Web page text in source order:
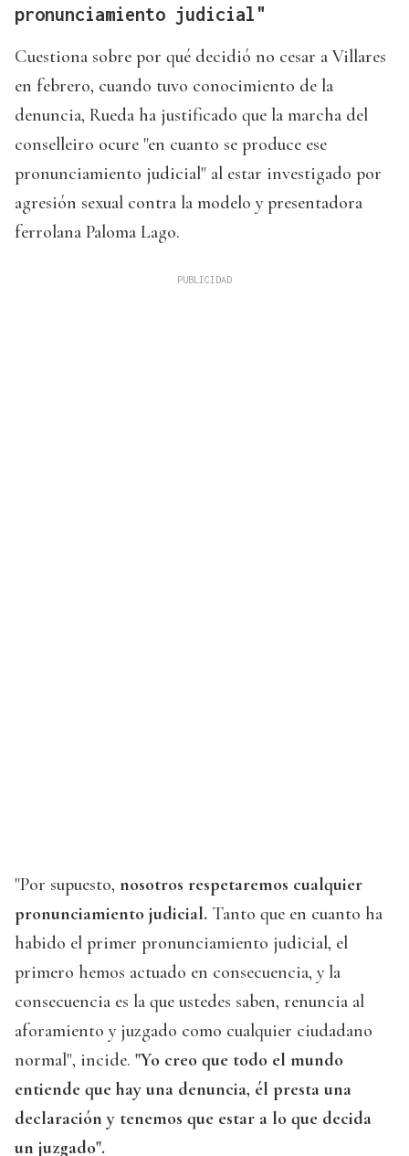
pronunciamiento judicial"
Cuestiona sobre por qué decidió no cesar a Villares
en febrero, cuando tuvo conocimiento de la
denuncia, Rueda ha justificado que la marcha del
conselleiro ocure "en cuanto se produce ese
pronunciamiento judicial" al estar investigado por
agresión sexual contra la modelo y presentadora
ferrolana Paloma Lago.
"Por supuesto, nosotros respetaremos cualquier
pronunciamiento judicial. Tanto que en cuanto ha
habido el primer pronunciamiento judicial, el
primero hemos actuado en consecuencia, y la
consecuencia es la que ustedes saben, renuncia al
aforamiento y juzgado como cualquier ciudadano
normal", incide. "Yo creo que todo el mundo
entiende que hay una denuncia, él presta una
declaración y tenemos que estar a lo que decida
un juzgado".